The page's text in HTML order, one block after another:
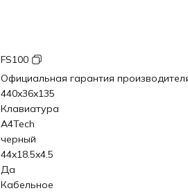
FS100
Официальная гарантия
440x36x135
Клавиатура
A4Tech
черный
44x18.5x4.5
Да
Кабельное